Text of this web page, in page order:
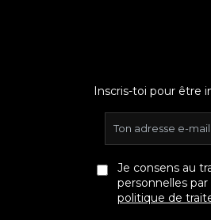
Inscris-toi pour être
Je consens au
personnelles
politique de